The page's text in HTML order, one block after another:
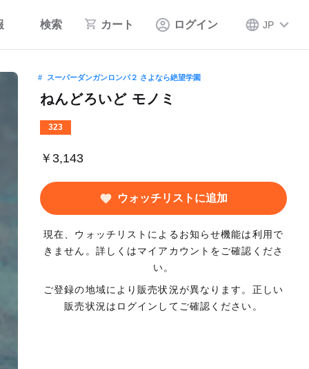
検索 カート ログイン JP
スーパーダンガンロンパ２ さよなら絶望学園
ねんどろいど モノミ
323
￥3,143
ウォッチリストに追加
現在、ウォッチリストによるお知らせ機能は利用で
きません。詳しくはマイアカウントをご確認くださ
い。
ご登録の地域により販売状況が異なります。正しい
販売状況はログインしてご確認ください。